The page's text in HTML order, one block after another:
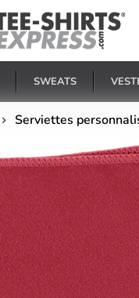
SWEATS
Serviettes